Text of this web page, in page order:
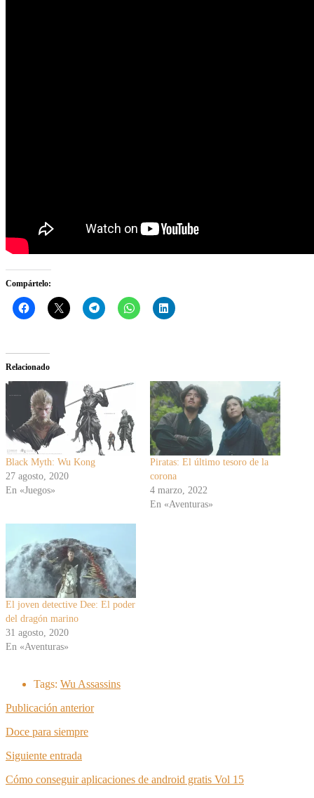
Compártelo:
Relacionado
Black Myth: Wu Kong
27 agosto, 2020
En «Juegos»
Piratas: El último tesoro de la
corona
4 marzo, 2022
En «Aventuras»
El joven detective Dee: El poder
del dragón marino
31 agosto, 2020
En «Aventuras»
Tags: Wu Assassins
Publicación anterior
Doce para siempre
Siguiente entrada
Cómo conseguir aplicaciones de android gratis Vol 15